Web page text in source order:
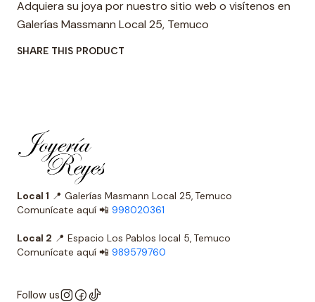
Adquiera su joya por nuestro sitio web o visítenos en
Galerías Massmann Local 25, Temuco
SHARE THIS PRODUCT
Local 1 📍 Galerías Masmann Local 25, Temuco
Comunícate aquí 📲 998020361
Local 2 📍 Espacio Los Pablos local 5, Temuco
Comunícate aquí 📲 989579760
Follow us